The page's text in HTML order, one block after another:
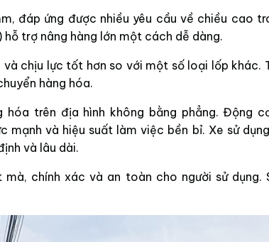
đáp ứng được nhiều yêu cầu về chiều cao
trợ nâng hàng lớn một cách dễ dàng.
chịu lực tốt hơn so với một số loại lốp khác.
hàng hóa.
hóa trên địa hình không bằng phẳng. Động
mạnh và hiệu suất làm việc bền bỉ. Xe sử
và lâu dài.
chính xác và an toàn cho người sử dụng.